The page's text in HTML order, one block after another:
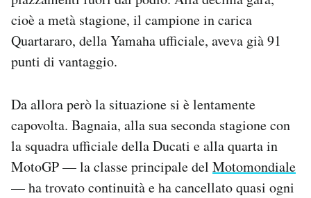
cioè a metà stagione, il campione in carica
Quartararo, della Yamaha ufficiale, aveva già 91
punti di vantaggio.
Da allora però la situazione si è lentamente
capovolta. Bagnaia, alla sua seconda stagione con
la squadra ufficiale della Ducati e alla quarta in
MotoGP — la classe principale del Motomondiale
— ha trovato continuità e ha cancellato quasi ogni